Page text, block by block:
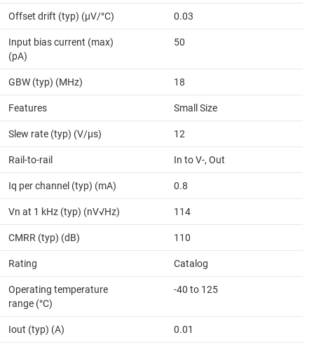
Offset drift (typ) (µV/°C) 0.03
Input bias current (max)
(pA)
50
GBW (typ) (MHz) 18
Features Small Size
Slew rate (typ) (V/µs) 12
Rail-to-rail In to V-, Out
Iq per channel (typ) (mA) 0.8
Vn at 1 kHz (typ) (nV√Hz) 114
CMRR (typ) (dB) 110
Rating Catalog
Operating temperature
range (°C)
-40 to 125
Iout (typ) (A) 0.01